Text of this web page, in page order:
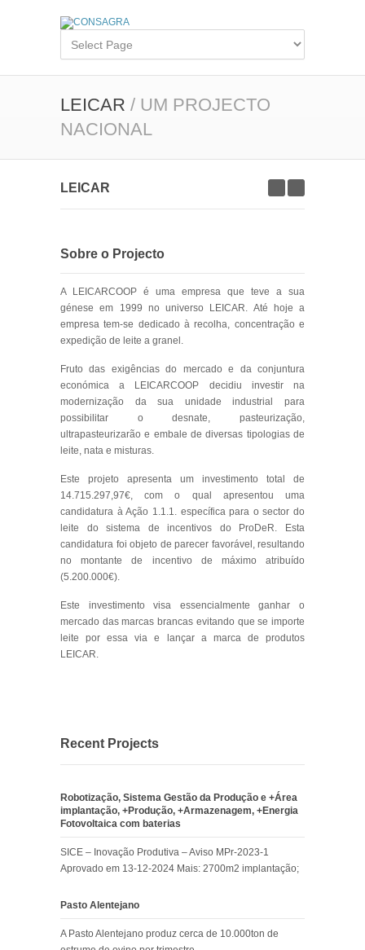
LEICAR / UM PROJECTO
NACIONAL
LEICAR
Sobre o Projecto
A LEICARCOOP é uma empresa que teve a sua
génese em 1999 no universo LEICAR. Até hoje a
empresa tem-se dedicado à recolha, concentração e
expedição de leite a granel.
Fruto das exigências do mercado e da conjuntura
económica a LEICARCOOP decidiu investir na
modernização da sua unidade industrial para
possibilitar o desnate, pasteurização,
ultrapasteurizarão e embale de diversas tipologias de
leite, nata e misturas.
Este projeto apresenta um investimento total de
14.715.297,97€, com o qual apresentou uma
candidatura à Ação 1.1.1. específica para o sector do
leite do sistema de incentivos do ProDeR. Esta
candidatura foi objeto de parecer favorável, resultando
no montante de incentivo de máximo atribuído
(5.200.000€).
Este investimento visa essencialmente ganhar o
mercado das marcas brancas evitando que se importe
leite por essa via e lançar a marca de produtos
LEICAR.
Recent Projects
Robotização, Sistema Gestão da Produção e +Área
implantação, +Produção, +Armazenagem, +Energia
Fotovoltaica com baterias
SICE – Inovação Produtiva – Aviso MPr-2023-1
Aprovado em 13-12-2024 Mais: 2700m2 implantação;
Pasto Alentejano
A Pasto Alentejano produz cerca de 10.000ton de